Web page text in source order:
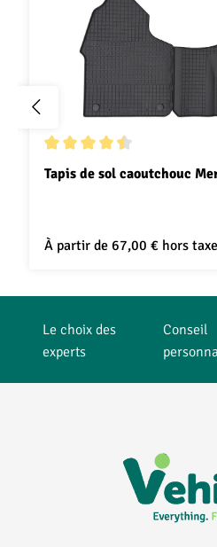
Le similicuir, un choix de
Forts de notre expérience dans
vous recommandons d’utiliser
répondant aux exigences des
permet en effet de protéger de
contre les tâches diverses,
U.V., qui peuvent entraîner une
Le similicuir est facile à
siège sont composées de trois
Note moyenne de 4.4 sur 5
Tapis de sol caoutchouc
À partir de 67,00 € hors
Le choix des
experts
Conseil